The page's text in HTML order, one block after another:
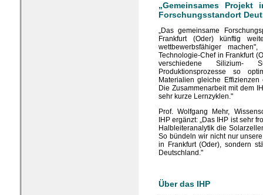
„Gemeinsames
Forschungsstandort
„Das gemeinsame
Frankfurt (Oder) künftig
wettbewerbsfähiger
Technologie-Chef in Frankfurt
verschiedene Silizium-
Produktionsprozesse so
Materialien gleiche
Die Zusammenarbeit mit dem
sehr kurze Lernzyklen."
Prof. Wolfgang Mehr,
IHP ergänzt: „Das IHP ist sehr
Halbleiteranalytik die
So bündeln wir nicht nur
in Frankfurt (Oder), sondern
Deutschland."
Über das IHP